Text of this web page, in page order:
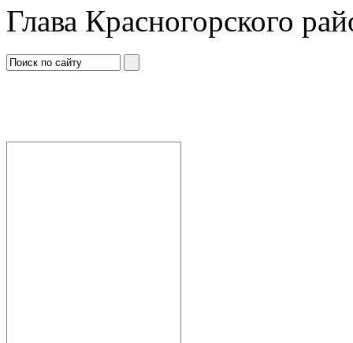
Глава Красногорского